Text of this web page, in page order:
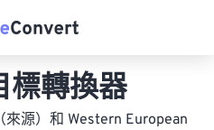
標轉換器
源）和 Western European